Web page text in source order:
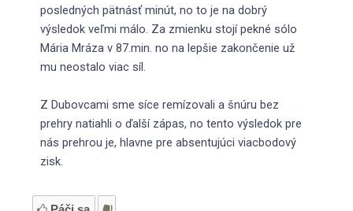
posledných pätnásť minút, no to je na dobrý
výsledok veľmi málo. Za zmienku stojí pekné sólo
Mária Mráza v 87.min. no na lepšie zakončenie už
mu neostalo viac síl.
Z Dubovcami sme síce remízovali a šnúru bez
prehry natiahli o ďalší zápas, no tento výsledok pre
nás prehrou je, hlavne pre absentujúci viacbodový
zisk.